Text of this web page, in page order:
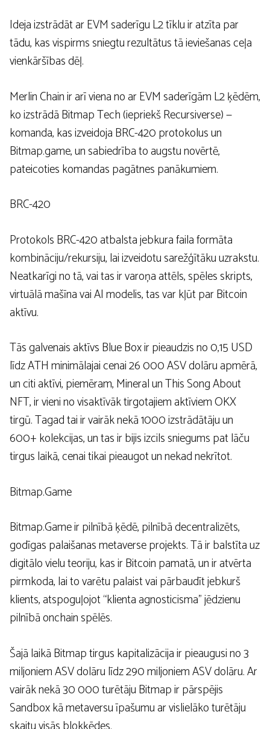
Ideja izstrādāt ar EVM saderīgu L2 tīklu ir atzīta par
tādu, kas vispirms sniegtu rezultātus tā ieviešanas ceļa
vienkāršības dēļ.
Merlin Chain ir arī viena no ar EVM saderīgām L2 ķēdēm,
ko izstrādā Bitmap Tech (iepriekš Recursiverse) —
komanda, kas izveidoja BRC-420 protokolus un
Bitmap.game, un sabiedrība to augstu novērtē,
pateicoties komandas pagātnes panākumiem.
BRC-420
Protokols BRC-420 atbalsta jebkura faila formāta
kombināciju/rekursiju, lai izveidotu sarežģītāku uzrakstu.
Neatkarīgi no tā, vai tas ir varoņa attēls, spēles skripts,
virtuālā mašīna vai AI modelis, tas var kļūt par Bitcoin
aktīvu.
Tās galvenais aktīvs Blue Box ir pieaudzis no 0,15 USD
līdz ATH minimālajai cenai 26 000 ASV dolāru apmērā,
un citi aktīvi, piemēram, Mineral un This Song About
NFT, ir vieni no visaktīvāk tirgotajiem aktīviem OKX
tirgū. Tagad tai ir vairāk nekā 1000 izstrādātāju un
600+ kolekcijas, un tas ir bijis izcils sniegums pat lāču
tirgus laikā, cenai tikai pieaugot un nekad nekrītot.
Bitmap.Game
Bitmap.Game ir pilnībā ķēdē, pilnībā decentralizēts,
godīgas palaišanas metaverse projekts. Tā ir balstīta uz
digitālo vielu teoriju, kas ir Bitcoin pamatā, un ir atvērta
pirmkoda, lai to varētu palaist vai pārbaudīt jebkurš
klients, atspoguļojot “klienta agnosticisma” jēdzienu
pilnībā onchain spēlēs.
Šajā laikā Bitmap tirgus kapitalizācija ir pieaugusi no 3
miljoniem ASV dolāru līdz 290 miljoniem ASV dolāru. Ar
vairāk nekā 30 000 turētāju Bitmap ir pārspējis
Sandbox kā metaversu īpašumu ar vislielāko turētāju